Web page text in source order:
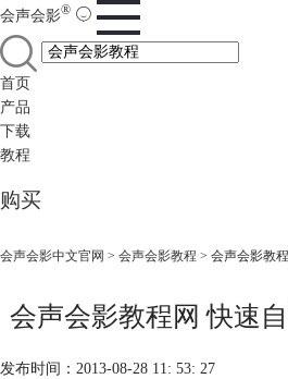
会声会影®
首页
产品
下载
教程
购买
会声会影中文官网 > 会声会影教程 > 会声会影教
会声会影教程网 快速
发布时间：2013-08-28 11: 53: 27